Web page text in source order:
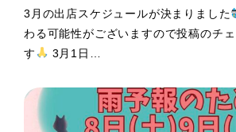
3月の出店スケジュールが決まりました
わる可能性がございますので投稿のチ
す
3月1日…